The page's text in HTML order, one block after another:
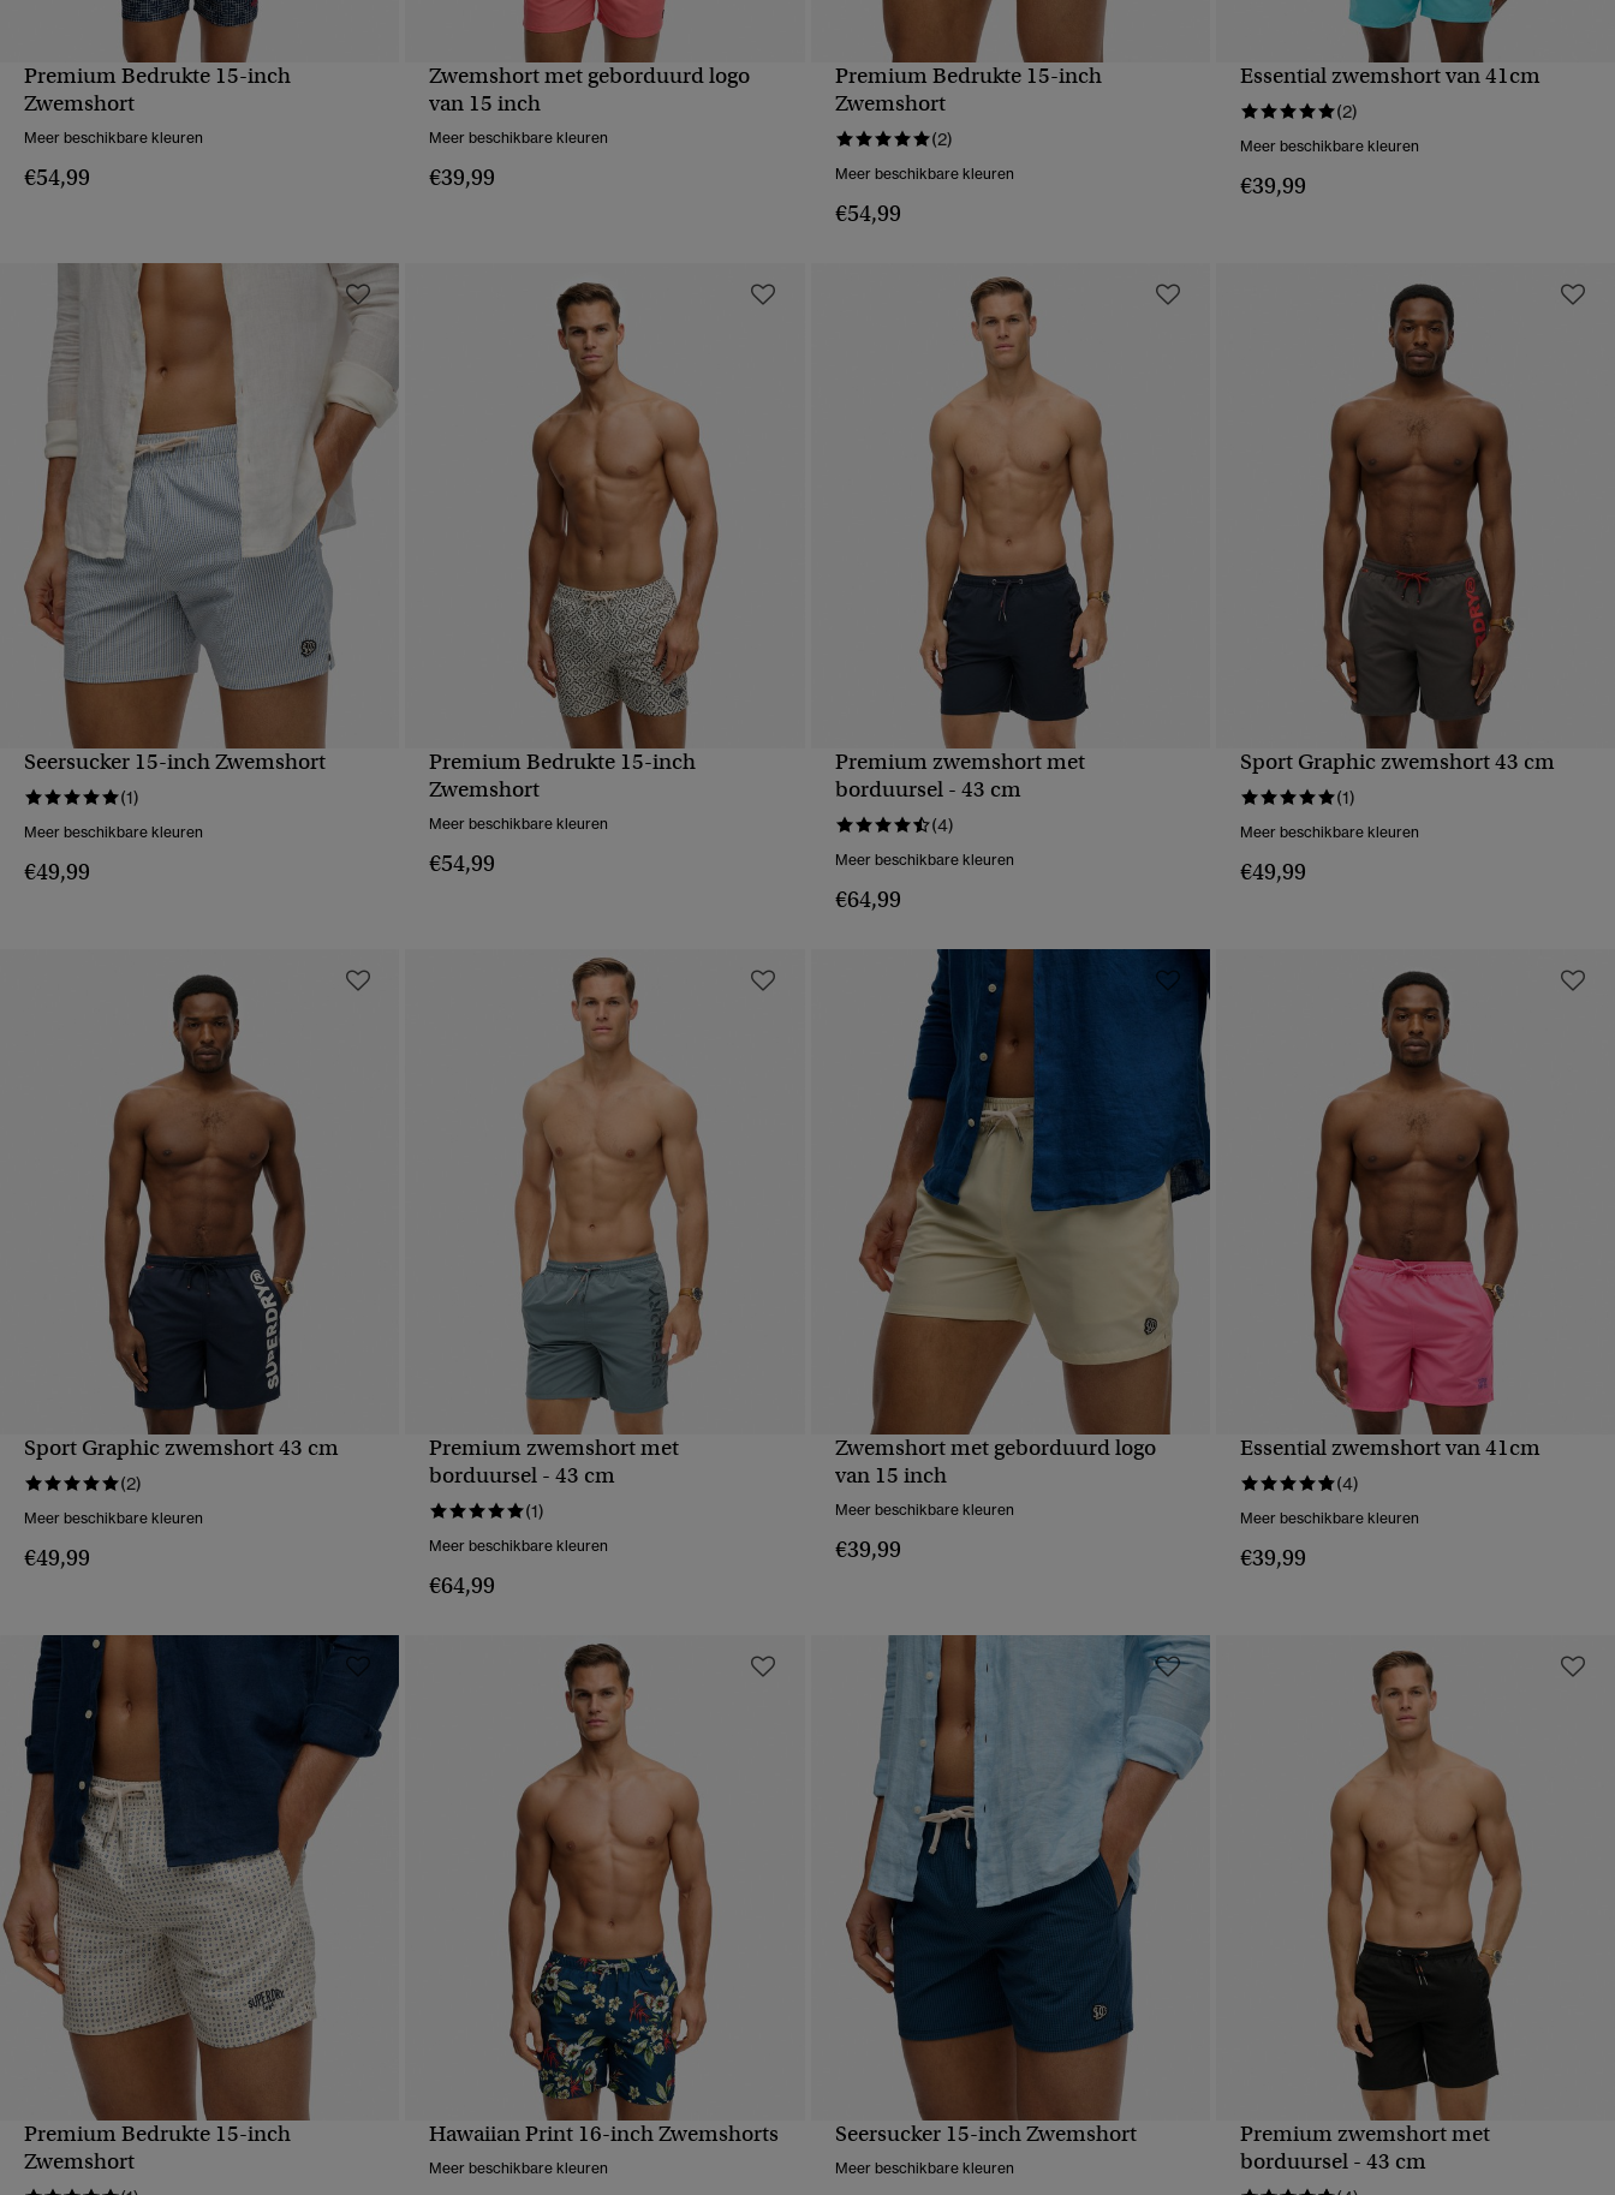
Premium Bedrukte 15-inch
Zwemshort
Meer beschikbare kleuren
€54,99
SNELLE WEERGAVE
Zwemshort met geborduurd logo
van 15 inch
Meer beschikbare kleuren
€39,99
Premium Bedrukte 15-inch
Zwemshort
(2)
Meer beschikbare kleuren
€54,99
Essential zwemshort van 41cm
(2)
Meer beschikbare kleuren
€39,99
Seersucker 15-inch Zwemshort
(1)
Meer beschikbare kleuren
€49,99
Premium Bedrukte 15-inch
Zwemshort
Meer beschikbare kleuren
€54,99
SNELLE WEERGAVE
Premium zwemshort met
borduursel - 43 cm
(4)
Meer beschikbare kleuren
€64,99
SNELLE WEERGAVE
Sport Graphic zwemshort 43 cm
(1)
Meer beschikbare kleuren
€49,99
SNELLE WEERGAVE
Sport Graphic zwemshort 43 cm
(2)
Meer beschikbare kleuren
€49,99
SNELLE WEERGAVE
Premium zwemshort met
borduursel - 43 cm
(1)
Meer beschikbare kleuren
€64,99
SNELLE WEERGAVE
Zwemshort met geborduurd logo
van 15 inch
Meer beschikbare kleuren
€39,99
Essential zwemshort van 41cm
(4)
Meer beschikbare kleuren
€39,99
Premium Bedrukte 15-inch
Zwemshort
Hawaiian Print 16-inch Zwemshorts
Meer beschikbare kleuren
Seersucker 15-inch Zwemshort
Meer beschikbare kleuren
SNELLE WEERGAVE
Premium zwemshort met
borduursel - 43 cm